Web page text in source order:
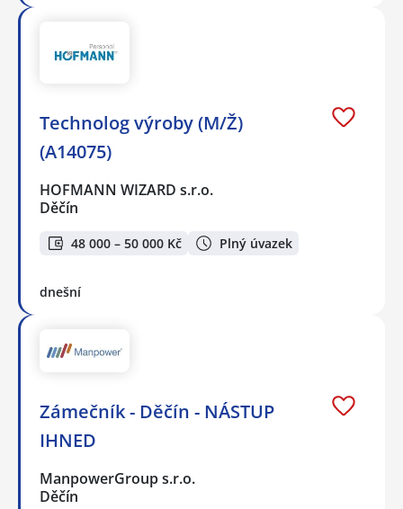
Technolog výroby (M/Ž)
(A14075)
HOFMANN WIZARD s.r.o.
Děčín
48 000 – 50 000 Kč Plný úvazek
dnešní
Zámečník - Děčín - NÁSTUP
IHNED
ManpowerGroup s.r.o.
Děčín